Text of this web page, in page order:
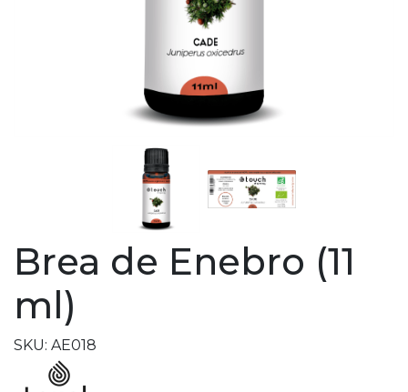
Brea de Enebro (11
ml)
SKU: AE018